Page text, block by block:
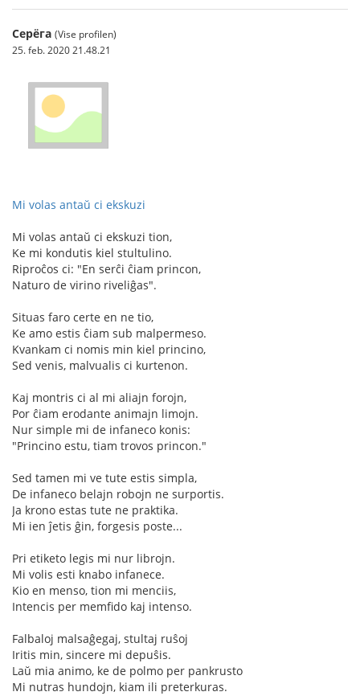
Серёга (Vise profilen)
25. feb. 2020 21.48.21
Mi volas antaŭ ci ekskuzi
Mi volas antaŭ ci ekskuzi tion,
Ke mi kondutis kiel stultulino.
Riproĉos ci: "En serĉi ĉiam princon,
Naturo de virino riveliĝas".
Situas faro certe en ne tio,
Ke amo estis ĉiam sub malpermeso.
Kvankam ci nomis min kiel princino,
Sed venis, malvualis ci kurtenon.
Kaj montris ci al mi aliajn forojn,
Por ĉiam erodante animajn limojn.
Nur simple mi de infaneco konis:
"Princino estu, tiam trovos princon."
Sed tamen mi ve tute estis simpla,
De infaneco belajn robojn ne surportis.
Ja krono estas tute ne praktika.
Mi ien ĵetis ĝin, forgesis poste...
Pri etiketo legis mi nur librojn.
Mi volis esti knabo infanece.
Kio en menso, tion mi menciis,
Intencis per memfido kaj intenso.
Falbaloj malsaĝegaj, stultaj ruŝoj
Iritis min, sincere mi depuŝis.
Laŭ mia animo, ke de polmo per pankrusto
Mi nutras hundojn, kiam ili preterkuras.